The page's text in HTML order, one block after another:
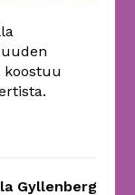
koostuu
Gyllenberg